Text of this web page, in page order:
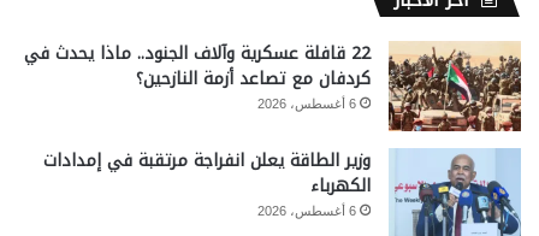
22 قافلة عسكرية وآلاف الجنود.. ماذا يحدث في
كردفان مع تصاعد أزمة النازحين؟
6 أغسطس، 2026
وزير الطاقة يعلن انفراجة مرتقبة في إمدادات
الكهرباء
6 أغسطس، 2026